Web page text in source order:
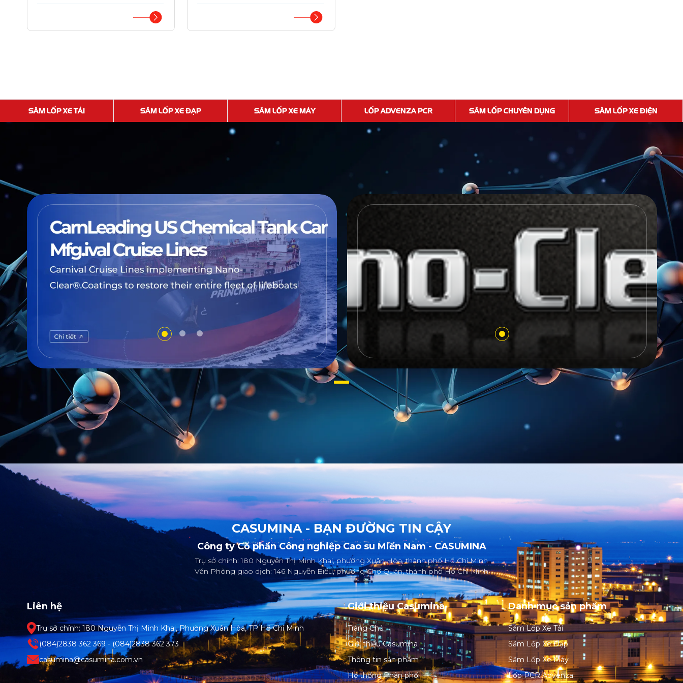
SĂM LỐP XE TẢI SĂM LỐP XE ĐẠP SĂM LỐP XE MÁY LỐP ADVENZA PCR SĂM LỐP CHUYÊN DỤNG SĂM LỐP XE ĐIỆN
CASUMINA - BẠN ĐƯỜNG TIN CẬY
Công ty Cổ phần Công nghiệp Cao su Miền Nam - CASUMINA
Trụ sở chính: 180 Nguyễn Thị Minh Khai, phường Xuân Hòa, thành phố Hồ Chí Minh
Văn Phòng giao dịch: 146 Nguyễn Biểu, phường Chợ Quán, thành phố Hồ Chí Minh
Liên hệ
Trụ sở chính: 180 Nguyễn Thị Minh Khai, Phường Xuân Hòa, TP Hồ Chí Minh
(084)2838 362 369 - (084)2838 362 373
casumina@casumina.com.vn
Giới thiệu Casumina
Trang Chủ
Giới thiệu Casumina
Thông tin sản phẩm
Hệ thống Phân phối
Danh mục sản phẩm
Săm Lốp Xe Tải
Săm Lốp Xe Đạp
Săm Lốp Xe Máy
Lốp PCR Advenza